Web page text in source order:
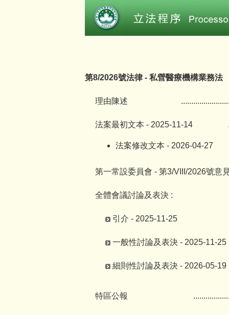
第8/2026號法律 - 私營醫療機構業務法
理由陳述
法案最初文本 - 2025-11-14
法案修改文本 - 2026-04-27
第一常設委員會 - 第3/VIII/2026號意
全體會議討論及表決 :
引介 - 2025-11-25
一般性討論及表決 - 2025-11-25
細則性討論及表決 - 2026-05-19
特區公報